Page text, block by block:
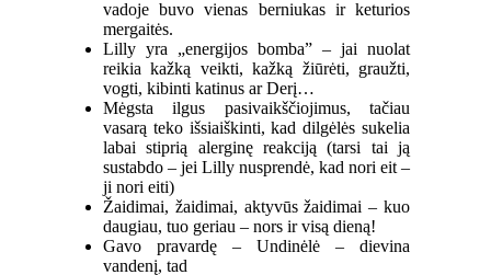
vadoje buvo vienas berniukas ir keturios
mergaitės.
Lilly yra „energijos bomba” – jai nuolat
reikia kažką veikti, kažką žiūrėti, graužti,
vogti, kibinti katinus ar Derį…
Mėgsta ilgus pasivaikščiojimus, tačiau
vasarą teko išsiaiškinti, kad dilgėlės sukelia
labai stiprią alerginę reakciją (tarsi tai ją
sustabdo – jei Lilly nusprendė, kad nori eit –
ji nori eiti)
Žaidimai, žaidimai, aktyvūs žaidimai – kuo
daugiau, tuo geriau – nors ir visą dieną!
Gavo pravardę – Undinėlė – dievina
vandenį, tad